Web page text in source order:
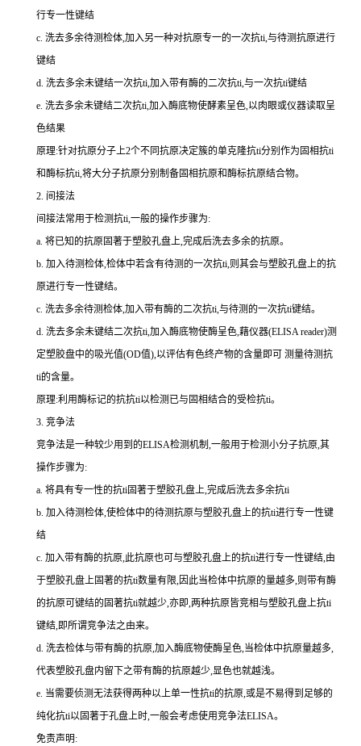
行专一性键结
c. 洗去多余待测检体,加入另一种对抗原专一的一次抗ti,与待测抗原进行
键结
d. 洗去多余未键结一次抗ti,加入带有酶的二次抗ti,与一次抗ti键结
e. 洗去多余未键结二次抗ti,加入酶底物使酵素呈色,以肉眼或仪器读取呈
色结果
原理:针对抗原分子上2个不同抗原决定簇的单克隆抗ti分别作为固相抗ti
和酶标抗ti,将大分子抗原分别制备固相抗原和酶标抗原结合物。
2. 间接法
间接法常用于检测抗ti,一般的操作步骤为:
a. 将已知的抗原固著于塑胶孔盘上,完成后洗去多余的抗原。
b. 加入待测检体,检体中若含有待测的一次抗ti,则其会与塑胶孔盘上的抗
原进行专一性键结。
c. 洗去多余待测检体,加入带有酶的二次抗ti,与待测的一次抗ti键结。
d. 洗去多余未键结二次抗ti,加入酶底物使酶呈色,藉仪器(ELISA reader)测
定塑胶盘中的吸光值(OD值),以评估有色终产物的含量即可 测量待测抗
ti的含量。
原理:利用酶标记的抗抗ti以检测已与固相结合的受检抗ti。
3. 竞争法
竞争法是一种较少用到的ELISA检测机制,一般用于检测小分子抗原,其
操作步骤为:
a. 将具有专一性的抗ti固著于塑胶孔盘上,完成后洗去多余抗ti
b. 加入待测检体,使检体中的待测抗原与塑胶孔盘上的抗ti进行专一性键
结
c. 加入带有酶的抗原,此抗原也可与塑胶孔盘上的抗ti进行专一性键结,由
于塑胶孔盘上固著的抗ti数量有限,因此当检体中抗原的量越多,则带有酶
的抗原可键结的固著抗ti就越少,亦即,两种抗原皆竞相与塑胶孔盘上抗ti
键结,即所谓竞争法之由来。
d. 洗去检体与带有酶的抗原,加入酶底物使酶呈色,当检体中抗原量越多,
代表塑胶孔盘内留下之带有酶的抗原越少,显色也就越浅。
e. 当需要侦测无法获得两种以上单一性抗ti的抗原,或是不易得到足够的
纯化抗ti以固著于孔盘上时,一般会考虑使用竞争法ELISA。
免责声明: